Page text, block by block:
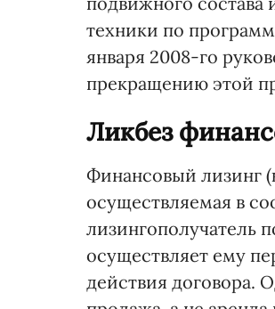
техники по
января 2008-го
прекращению этой
Ликбез
Финансовый лизинг
осуществляемая в
лизингополучатель
осуществляет ему
действия договора.